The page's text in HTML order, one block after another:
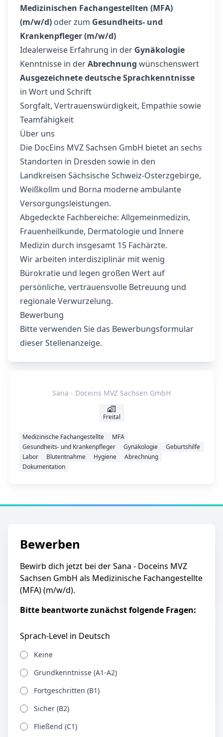
Medizinischen Fachangestellten (MFA)
(m/w/d) oder zum Gesundheits- und
Krankenpfleger (m/w/d)
Idealerweise Erfahrung in der Gynäkologie
Kenntnisse in derAbrechnung wünschenswert
Ausgezeichnete deutsche Sprachkenntnisse
in Wort und Schrift
Sorgfalt, Vertrauenswürdigkeit, Empathie sowie
Teamfähigkeit
Über uns
Die DocEins MVZ Sachsen GmbH bietet an sechs
Standorten in Dresden sowie in den
Landkreisen Sächsische Schweiz-Osterzgebirge,
Weißkollm und Borna moderne ambulante
Versorgungsleistungen.
Abgedeckte Fachbereiche: Allgemeinmedizin,
Frauenheilkunde, Dermatologie und Innere
Medizin durch insgesamt 15 Fachärzte.
Wir arbeiten interdisziplinär mit wenig
Bürokratie und legen großen Wert auf
persönliche, vertrauensvolle Betreuung und
regionale Verwurzelung.
Bewerbung
Bitte verwenden Sie das Bewerbungsformular
dieser Stellenanzeige.
Sana - Doceins MVZ Sachsen GmbH
Freital
Medizinische Fachangestellte
MFA
Gesundheits- und Krankenpfleger
Gynäkologie
Geburtshilfe
Labor
Blutentnahme Hygiene
Abrechnung
Dokumentation
Bewerben
Bewirb dich jetzt bei der Sana - Doceins MVZ
Sachsen GmbH als Medizinische Fachangestellte
(MFA) (m/w/d).
Bitte beantworte zunächst folgende Fragen:
Sprach-Level in Deutsch
Keine
Grundkenntnisse (A1-A2)
Fortgeschritten (B1)
Sicher (B2)
Fließend (C1)